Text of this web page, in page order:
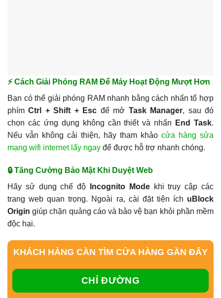
⚡ Cách Giải Phóng RAM Để Máy Hoạt Động Mượt Hơn
Bạn có thể giải phóng RAM nhanh bằng cách nhấn tổ hợp
phímCtrl + Shift + Esc để mở Task Manager, sau đó
chọn các ứng dụng không cần thiết và nhấn
End Task.
Nếu vẫn không cải thiện, hãy tham khảo cửa hàng sửa
mạng wifi internet lấy ngay để được hỗ trợ nhanh chóng.
🔒 Tăng Cường Bảo Mật Khi Duyệt Web
Hãy sử dụng chế độ
Incognito Modekhi truy cập các
trang web quan trọng. Ngoài ra, cài đặt tiện ích uBlock
Origin giúp chặn quảng cáo và bảo vệ bạn khỏi phần mềm
độc hại.
KHÁCH HÀNG CẦN TÌM CỬA HÀNG GẦN ĐÂY
CHỈ ĐƯỜNG